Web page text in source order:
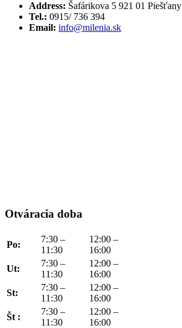
Address: Šafárikova 5 921 01 Piešťany
Tel.: 0915/ 736 394
Email: info@milenia.sk
Otváracia doba
Po:
7:30 –
11:30
12:00 –
16:00
Ut:
7:30 –
11:30
12:00 –
16:00
St:
7:30 –
11:30
12:00 –
16:00
Št :
7:30 –
11:30
12:00 –
16:00